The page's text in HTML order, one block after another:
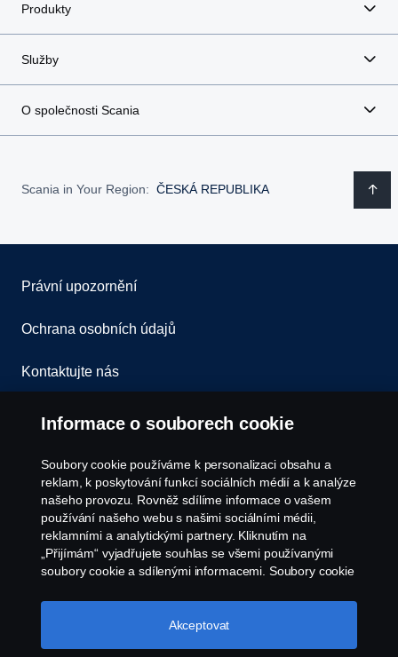
Produkty
Služby
O společnosti Scania
Scania in Your Region: ČESKÁ REPUBLIKA
Právní upozornění
Ochrana osobních údajů
Kontaktujte nás
Všeobecné obchodní podmínky
Oznámení porušení předpisů
Zásady Cookies
Nastavení Cookie
Informace o souborech cookie
Soubory cookie používáme k personalizaci obsahu a
reklam, k poskytování funkcí sociálních médií a k analýze
našeho provozu. Rovněž sdílíme informace o vašem
používání našeho webu s našimi sociálními médii,
reklamními a analytickými partnery. Kliknutím na
„Přijímám“ vyjadřujete souhlas se všemi používanými
soubory cookie a sdílenými informacemi. Soubory cookie
cookie“ a výběrem kategorií, které chcete přijmout.
Podrobnější vysvětlení toho, jak používáme soubory
Akceptovat